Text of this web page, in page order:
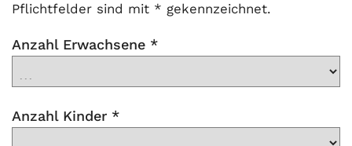
Pflichtfelder sind mit * gekennzeichnet.
Anzahl Erwachsene *
Anzahl Kinder *